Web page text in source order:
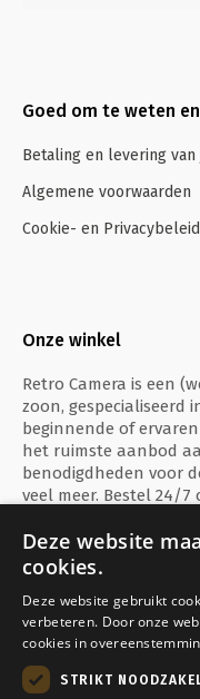
Goed om te weten
Betaling en levering
Algemene voorwaarden
Cookie- en Privacybeleid
Onze winkel
Retro Camera is een
zoon, gespecialiseerd
beginnende of
het ruimste aanbod
benodigdheden voor
veel meer. Bestel 24/7
Deze website
cookies.
Deze website gebruikt
verbeteren. Door onze
cookies in
STRIKT